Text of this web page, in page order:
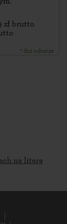
zł brutto
* dni robocze
na literę